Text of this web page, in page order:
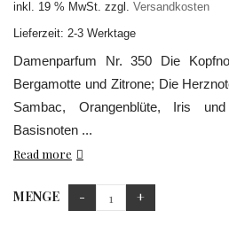
inkl. 19 % MwSt. zzgl. Versandkosten
Lieferzeit: 2-3 Werktage
Damenparfum Nr. 350 Die
Bergamotte und Zitrone; Die
Sambac, Orangenblüte, Iris
Basisnoten ...
Read more
MENGE